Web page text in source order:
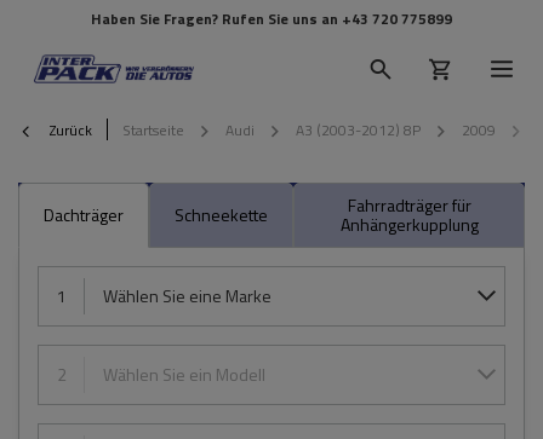
Haben Sie Fragen? Rufen Sie uns an +43 720 775899
Zurück Startseite Audi A3 (2003-2012) 8P 2009
Dachträger Schneekette Fahrradträger für
Anhängerkupplung
1 Wählen Sie eine Marke
2 Wählen Sie ein Modell